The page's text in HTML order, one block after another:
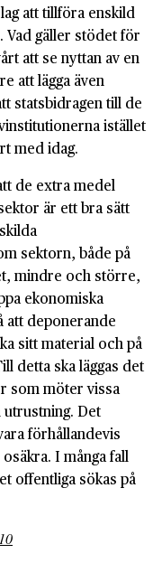
att tillföra enskild
gäller stödet för
att se nyttan av en
att lägga även
statsbidragen till de
istället
med idag.
de extra medel
är ett bra sätt
sektorn, både på
mindre och större,
ekonomiska
att deponerande
sitt material och på
detta ska läggas det
som möter vissa
Det
förhållandevis
I många fall
offentliga sökas på